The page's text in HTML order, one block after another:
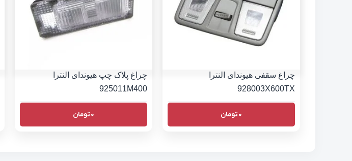
چراغ سقفی هیوندای النترا
928003X600TX
0تومان
چراغ پلاک چپ هیوندای النترا
925011M400
0تومان